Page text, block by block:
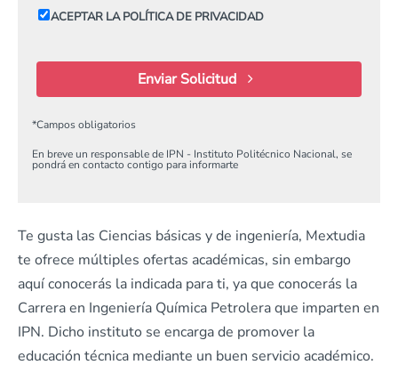
ACEPTAR LA POLÍTICA DE PRIVACIDAD
Enviar Solicitud
*Campos obligatorios
En breve un responsable de IPN - Instituto Politécnico Nacional, se
pondrá en contacto contigo para informarte
Te gusta las Ciencias básicas y de ingeniería, Mextudia
te ofrece múltiples ofertas académicas, sin embargo
aquí conocerás la indicada para ti, ya que conocerás la
Carrera en Ingeniería Química Petrolera que imparten en
IPN. Dicho instituto se encarga de promover la
educación técnica mediante un buen servicio académico.